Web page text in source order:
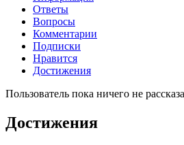
Ответы
Вопросы
Комментарии
Подписки
Нравится
Достижения
Пользователь пока ничего не
Достижения